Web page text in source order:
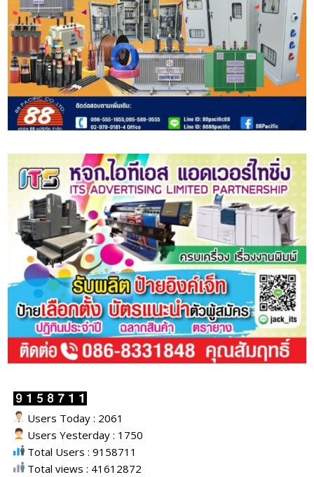
Users Today : 2061
Users Yesterday : 1750
Total Users : 9158711
Total views : 41612872